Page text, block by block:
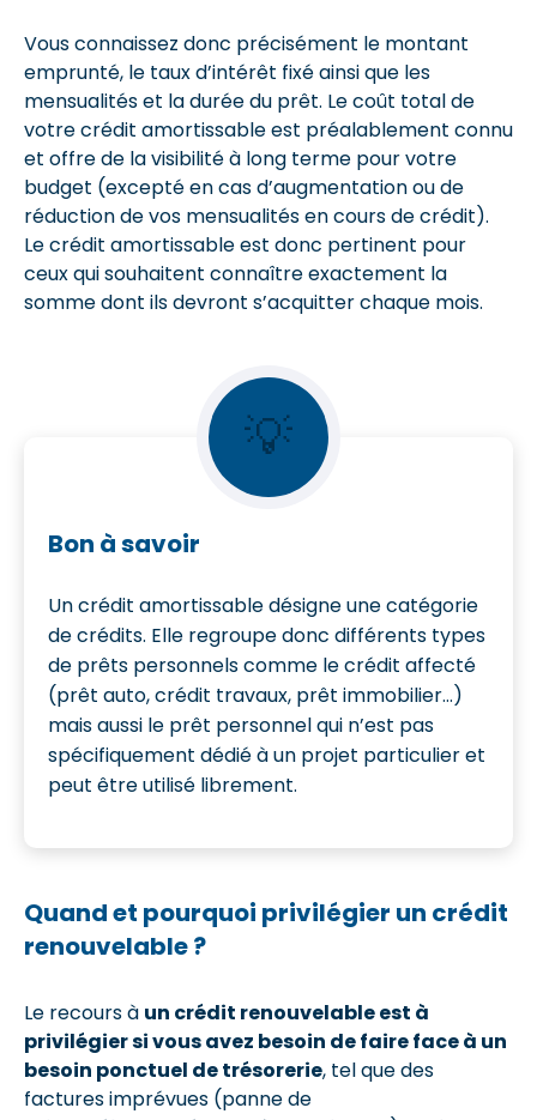
Vous connaissez donc précisément le montant
emprunté, le taux d’intérêt fixé ainsi que les
mensualités et la durée du prêt. Le coût total de
votre crédit amortissable est préalablement connu
et offre de la visibilité à long terme pour votre
budget (excepté en cas d’augmentation ou de
réduction de vos mensualités en cours de crédit).
Le crédit amortissable est donc pertinent pour
ceux qui souhaitent connaître exactement la
somme dont ils devront s’acquitter chaque mois.
💡
Bon à savoir
Un crédit amortissable désigne une catégorie
de crédits. Elle regroupe donc différents types
de prêts personnels comme le crédit affecté
(prêt auto, crédit travaux, prêt immobilier…)
mais aussi le prêt personnel qui n’est pas
spécifiquement dédié à un projet particulier et
peut être utilisé librement.
Quand et pourquoi privilégier un crédit
renouvelable ?
Le recours à un crédit renouvelable est à
privilégier si vous avez besoin de faire face à un
besoin ponctuel de trésorerie, tel que des
factures imprévues (panne de